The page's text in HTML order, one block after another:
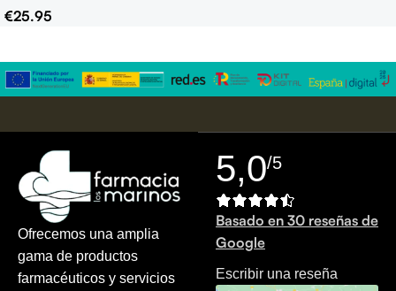
€25.95
Ofrecemos una amplia
gama de productos
farmacéuticos y servicios
5,0/5
Basado en 30 reseñas de
Google
Escribir una reseña